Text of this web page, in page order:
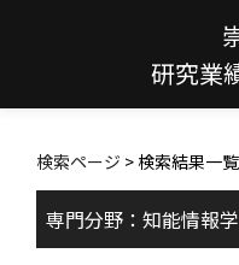
研究業
検索ページ > 検索結果一覧
専門分野：知能情報学